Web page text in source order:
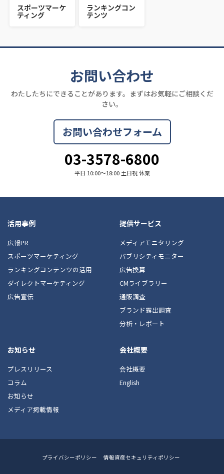
スポーツマーケ
ティング
ランキングコン
テンツ
お問い合わせ
わたしたちにできることがあります。まずはお気軽にご相談くだ
さい。
お問い合わせフォーム
03-3578-6800
平日 10:00〜18:00 土日祝 休業
活用事例
広報PR
スポーツマーケティング
ランキングコンテンツの活用
ダイレクトマーケティング
広告宣伝
提供サービス
メディアモニタリング
パブリシティモニター
広告換算
CMライブラリー
通販調査
ブランド露出調査
分析・レポート
お知らせ
プレスリリース
コラム
お知らせ
メディア掲載情報
会社概要
会社概要
English
Footerプライバシーポリシー 情報資産セキュリティポリシー